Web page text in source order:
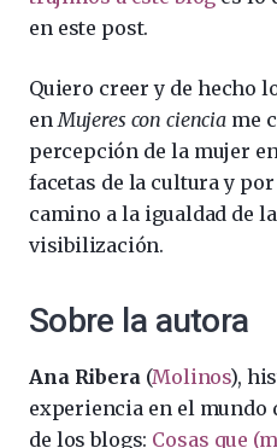
en este post.
Quiero creer y de hecho
enMujeres con cienciame
percepción de la mujer
facetas de la cultura y
camino a la igualdad de
visibilización.
Sobre la autora
Ana Ribera(Molinos),
experiencia en el mundo
de los blogs: Cosas que